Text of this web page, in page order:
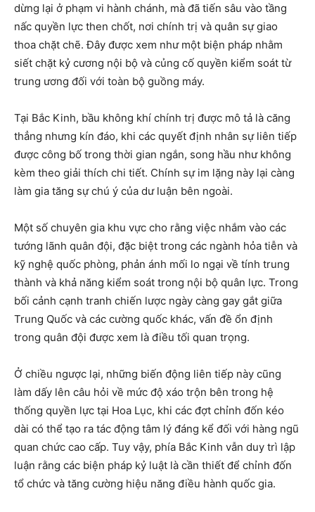
dừng lại ở phạm vi hành chánh, mà đã tiến sâu vào tầng
nấc quyền lực then chốt, nơi chính trị và quân sự giao
thoa chặt chẽ. Đây được xem như một biện pháp nhằm
siết chặt kỷ cương nội bộ và củng cố quyền kiểm soát từ
trung ương đối với toàn bộ guồng máy.
Tại Bắc Kinh, bầu không khí chính trị được mô tả là căng
thẳng nhưng kín đáo, khi các quyết định nhân sự liên tiếp
được công bố trong thời gian ngắn, song hầu như không
kèm theo giải thích chi tiết. Chính sự im lặng này lại càng
làm gia tăng sự chú ý của dư luận bên ngoài.
Một số chuyên gia khu vực cho rằng việc nhắm vào các
tướng lãnh quân đội, đặc biệt trong các ngành hỏa tiễn và
kỹ nghệ quốc phòng, phản ánh mối lo ngại về tính trung
thành và khả năng kiểm soát trong nội bộ quân lực. Trong
bối cảnh cạnh tranh chiến lược ngày càng gay gắt giữa
Trung Quốc và các cường quốc khác, vấn đề ổn định
trong quân đội được xem là điều tối quan trọng.
Ở chiều ngược lại, những biến động liên tiếp này cũng
làm dấy lên câu hỏi về mức độ xáo trộn bên trong hệ
thống quyền lực tại Hoa Lục, khi các đợt chỉnh đốn kéo
dài có thể tạo ra tác động tâm lý đáng kể đối với hàng ngũ
quan chức cao cấp. Tuy vậy, phía Bắc Kinh vẫn duy trì lập
luận rằng các biện pháp kỷ luật là cần thiết để chỉnh đốn
tổ chức và tăng cường hiệu năng điều hành quốc gia.